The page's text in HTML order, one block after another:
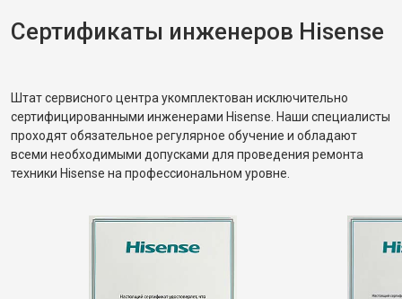
Сертификаты инженеров Hisense
Штат сервисного центра укомплектован исключительно
сертифицированными инженерами Hisense. Наши специалисты
проходят обязательное регулярное обучение и обладают
всеми необходимыми допусками для проведения ремонта
техники Hisense на профессиональном уровне.